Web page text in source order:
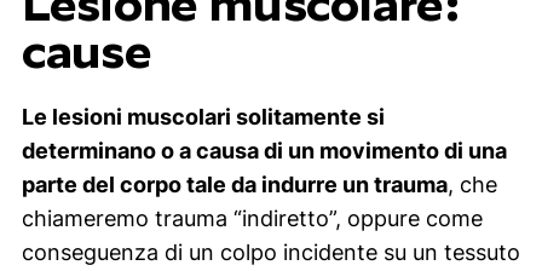
cause
Le lesioni muscolari solitamente si
determinano o a causa di un movimento di una
parte del corpo tale da indurre un trauma, che
chiameremo trauma “indiretto”, oppure come
conseguenza di un colpo incidente su un tessuto